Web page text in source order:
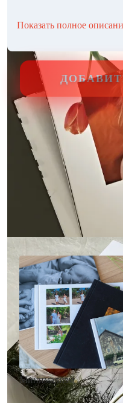
Показать полное
Другие
Минимализм